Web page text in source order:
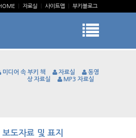
자료실 사이트맵 부키블로그
미디어 속 부키 책 자료실
동영
상 자료실
MP3 자료실
도자료 및 표지